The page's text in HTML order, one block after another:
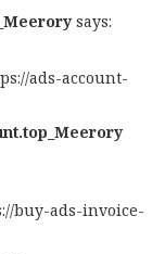
says:
ads-account-
buy-ads-invoice-